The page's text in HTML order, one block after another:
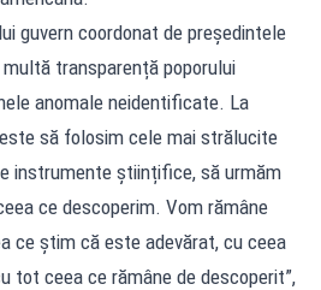
guvern coordonat de președintele
transparență poporului
anomale neidentificate. La
să folosim cele mai strălucite
instrumente științifice, să urmăm
ce descoperim. Vom rămâne
ce știm că este adevărat, cu ceea
tot ceea ce rămâne de descoperit”,